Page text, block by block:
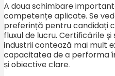
A doua schimbare
competențe aplicate. Se
preferință pentru candidați
fluxul de lucru. Certificările
industrii contează mai mult
capacitatea de a performa
și obiective clare.